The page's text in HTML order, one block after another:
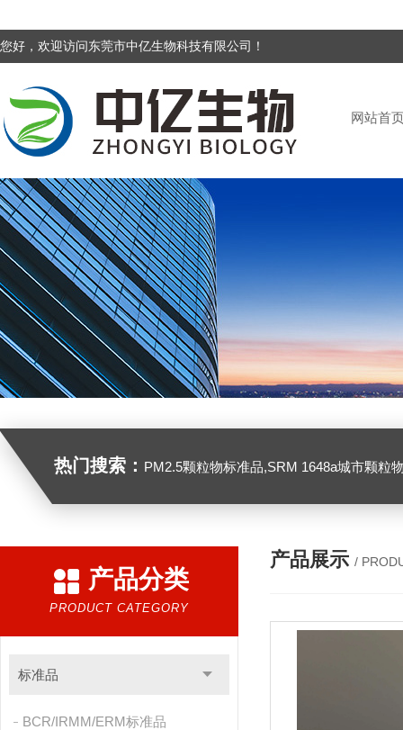
您好，欢迎访问东莞市中亿生物科技有限公司！
网站首
热门搜索： PM2.5颗粒物标准品,SRM 1648a城市颗粒物,SRM 1649B
产品分类
PRODUCT CATEGORY
标准品
BCR/IRMM/ERM标准品
产品展示 /